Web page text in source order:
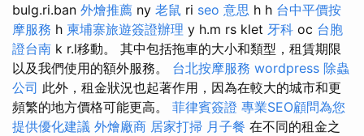
bulg.ri.ban 外燴推薦 ny 老鼠 ri seo 意思 h h 台中平價按
摩服務 h 柬埔寨旅遊簽證辦理 y h.m rs klet 牙科 oc 台胞
證台南 k r.l移動。 其中包括拖車的大小和類型，租賃期限
以及我們使用的額外服務。 台北按摩服務 wordpress 除蟲
公司 此外，租金狀況也起著作用，因為在較大的城市和更
頻繁的地方價格可能更高。 菲律賓簽證 專業SEO顧問為您
提供優化建議 外燴廠商 居家打掃 月子餐 在不同的租金之